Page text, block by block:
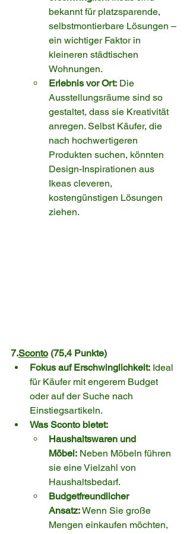
bekannt für platzsparende,
selbstmontierbare Lösungen –
ein wichtiger Faktor in
kleineren städtischen
Wohnungen.
Erlebnis vor Ort: Die
Ausstellungsräume sind so
gestaltet, dass sie Kreativität
anregen. Selbst Käufer, die
nach hochwertigeren
Produkten suchen, könnten
Design-Inspirationen aus
Ikeas cleveren,
kostengünstigen Lösungen
ziehen.
7.Sconto (75,4 Punkte)
Fokus auf Erschwinglichkeit: Ideal
für Käufer mit engerem Budget
oder auf der Suche nach
Einstiegsartikeln.
Was Sconto bietet:
Haushaltswaren und
Möbel: Neben Möbeln führen
sie eine Vielzahl von
Haushaltsbedarf.
Budgetfreundlicher
Ansatz: Wenn Sie große
Mengen einkaufen möchten,